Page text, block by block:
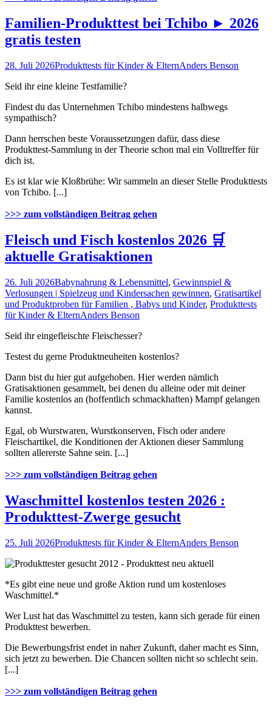
Familien-Produkttest bei Tchibo ► 2026
gratis testen
28. Juli 2026Produkttests für Kinder & ElternAnders Benson
Seid ihr eine kleine Testfamilie?
Findest du das Unternehmen Tchibo mindestens halbwegs
sympathisch?
Dann herrschen beste Voraussetzungen dafür, dass diese
Produkttest-Sammlung in der Theorie schon mal ein Volltreffer für
dich ist.
Es ist klar wie Kloßbrühe: Wir sammeln an dieser Stelle Produkttests
von Tchibo. [...]
>>> zum vollständigen Beitrag gehen
Fleisch und Fisch kostenlos 2026 🛒
aktuelle Gratisaktionen
26. Juli 2026Babynahrung & Lebensmittel, Gewinnspiel &
Verlosungen | Spielzeug und Kindersachen gewinnen, Gratisartikel
und Produktproben für Familien , Babys und Kinder, Produkttests
für Kinder & ElternAnders Benson
Seid ihr eingefleischte Fleischesser?
Testest du gerne Produktneuheiten kostenlos?
Dann bist du hier gut aufgehoben. Hier werden nämlich
Gratisaktionen gesammelt, bei denen du alleine oder mit deiner
Familie kostenlos an (hoffentlich schmackhaften) Mampf gelangen
kannst.
Egal, ob Wurstwaren, Wurstkonserven, Fisch oder andere
Fleischartikel, die Konditionen der Aktionen dieser Sammlung
sollten allererste Sahne sein. [...]
>>> zum vollständigen Beitrag gehen
Waschmittel kostenlos testen 2026 :
Produkttest-Zwerge gesucht
25. Juli 2026Produkttests für Kinder & ElternAnders Benson
*Es gibt eine neue und große Aktion rund um kostenloses
Waschmittel.*
Wer Lust hat das Waschmittel zu testen, kann sich gerade für einen
Produkttest bewerben.
Die Bewerbungsfrist endet in naher Zukunft, daher macht es Sinn,
sich jetzt zu bewerben. Die Chancen sollten nicht so schlecht sein.
[...]
>>> zum vollständigen Beitrag gehen